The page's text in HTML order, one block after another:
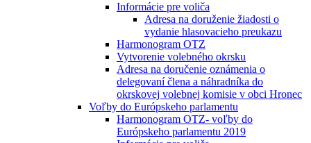
Informácie pre voliča
Adresa na doruženie žiadosti o
vydanie hlasovacieho preukazu
Harmonogram OTZ
Vytvorenie volebného okrsku
Adresa na doručenie oznámenia o
delegovaní člena a náhradníka do
okrskovej volebnej komisie v obci Hronec
Voľby do Európskeho parlamentu
Harmonogram OTZ- voľby do
Európskeho parlamentu 2019